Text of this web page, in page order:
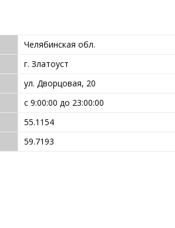
Челябинская обл.
г. Златоуст
ул. Дворцовая, 20
с 9:00:00 до 23:00:00
55.1154
59.7193